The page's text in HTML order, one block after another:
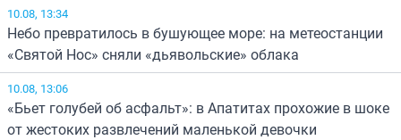
10.08, 13:34
Небо превратилось в бушующее море: на метеостанции
«Святой Нос» сняли «дьявольские» облака
10.08, 13:06
«Бьет голубей об асфальт»: в Апатитах прохожие в шоке
от жестоких развлечений маленькой девочки